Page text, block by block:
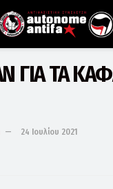
ΓΙΑ ΤΑ
24 Ιουλίου 2021